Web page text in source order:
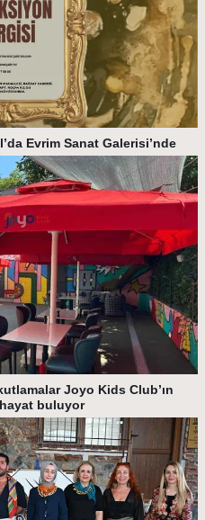
Evrim Sanat Galerisi’nde
Joyo Kids Club’ın
buluyor